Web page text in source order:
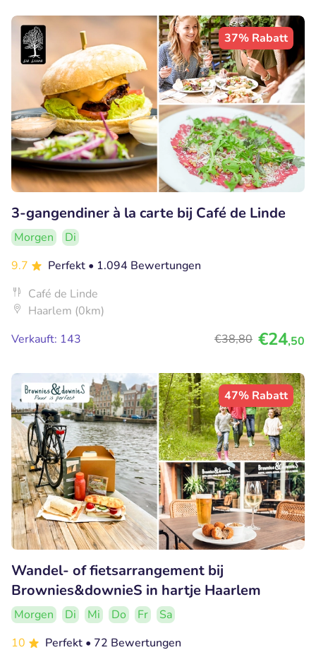
37% Rabatt
3-gangendiner à la carte bij Café de Linde
Morgen
Di
9.7
Perfekt • 1.094 Bewertungen
Café de Linde
Haarlem (0km)
Verkauft: 143
€38,80 €24,50
47% Rabatt
Wandel- of fietsarrangement bij
Brownies&downieS in hartje Haarlem
Morgen Di Mi Do Fr
Sa
10
Perfekt • 72 Bewertungen